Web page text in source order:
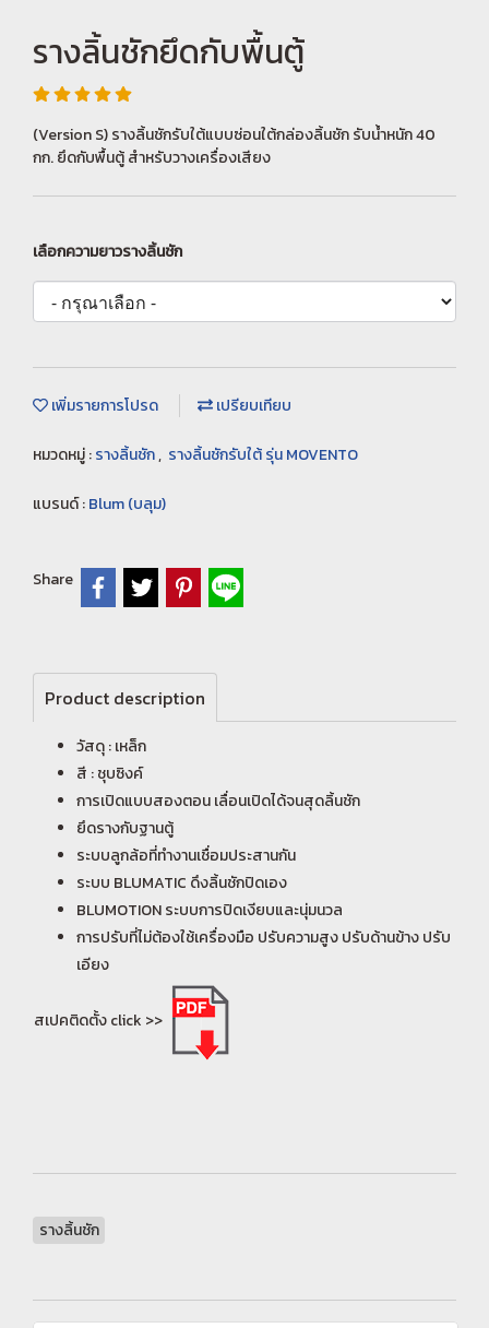
รางลิ้นชักยึดกับพื้นตู้
(Version S) รางลิ้นชักรับใต้แบบซ่อนใต้กล่องลิ้นชัก รับน้ำหนัก 40
กก. ยึดกับพื้นตู้ สำหรับวางเครื่องเสียง
เลือกความยาวรางลิ้นชัก
เพิ่มรายการโปรด เปรียบเทียบ
หมวดหมู่ :รางลิ้นชัก, รางลิ้นชักรับใต้ รุ่น MOVENTO
แบรนด์ :Blum (บลุม)
Share
Product description
วัสดุ : เหล็ก
สี : ชุบซิงค์
การเปิดแบบสองตอน เลื่อนเปิดได้จนสุดลิ้นชัก
ยึดรางกับฐานตู้
ระบบลูกล้อที่ทำงานเชื่อมประสานกัน
ระบบ BLUMATIC ดึงลิ้นชักปิดเอง
BLUMOTION ระบบการปิดเงียบและนุ่มนวล
การปรับที่ไม่ต้องใช้เครื่องมือ ปรับความสูง ปรับด้านข้าง ปรับ
เอียง
สเปคติดตั้ง click >>
รางลิ้นชัก